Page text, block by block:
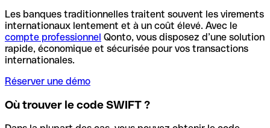
Les banques traditionnelles traitent souvent les virements
internationaux lentement et à un coût élevé. Avec le
compte professionnel Qonto, vous disposez d’une solution
rapide, économique et sécurisée pour vos transactions
internationales.
Réserver une démo
Où trouver le code SWIFT ?